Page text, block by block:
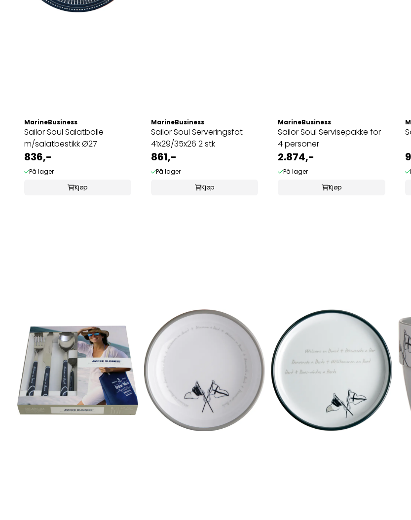
MarineBusiness
Sailor Soul Salatbolle
m/salatbestikk Ø27
836,-
På lager
Kjøp
MarineBusiness
Sailor Soul Serveringsfat
41x29/35x26 2 stk
861,-
På lager
Kjøp
MarineBusiness
Sailor Soul Servisepakke for
4 personer
2.874,-
På lager
Kjøp